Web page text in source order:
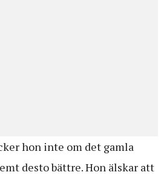
hon inte om det gamla
desto bättre. Hon älskar att